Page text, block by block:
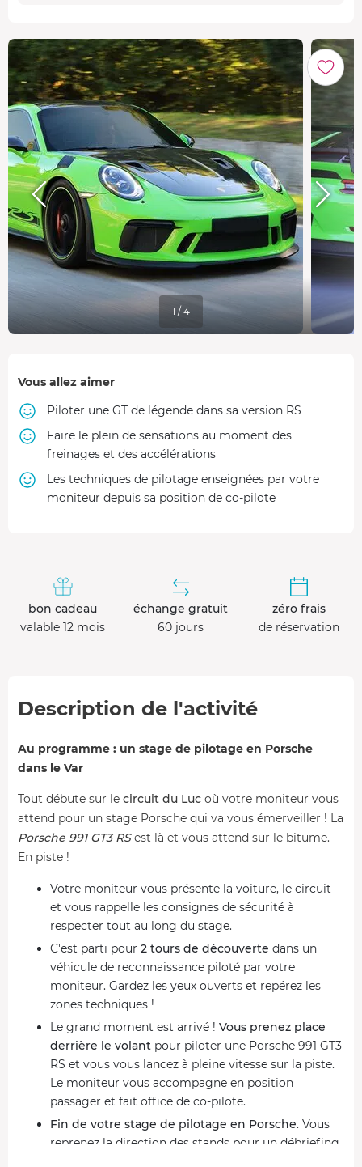
1 / 4
Vous allez aimer
Piloter une GT de légende dans sa version RS
Faire le plein de sensations au moment des
freinages et des accélérations
Les techniques de pilotage enseignées par votre
moniteur depuis sa position de co-pilote
bon cadeau
valable 12 mois
échange gratuit
60 jours
zéro frais
de réservation
Description de l'activité
Au programme : un stage de pilotage en Porsche
dans le Var
Tout débute sur le circuit du Luc où votre moniteur vous
attend pour un stage Porsche qui va vous émerveiller ! La
Porsche 991 GT3 RSest là et vous attend sur le bitume.
En piste !
Votre moniteur vous présente la voiture, le circuit
et vous rappelle les consignes de sécurité à
respecter tout au long du stage.
C'est parti pour 2 tours de découverte dans un
véhicule de reconnaissance piloté par votre
moniteur. Gardez les yeux ouverts et repérez les
zones techniques !
Le grand moment est arrivé ! Vous prenez place
derrière le volant pour piloter une Porsche 991 GT3
RS et vous vous lancez à pleine vitesse sur la piste.
Le moniteur vous accompagne en position
passager et fait office de co-pilote.
Fin de votre stage de pilotage en Porsche. Vous
reprenez la direction des stands pour un débriefing